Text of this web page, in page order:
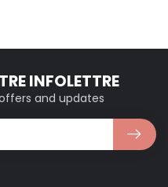
INFOLETTRE
and updates